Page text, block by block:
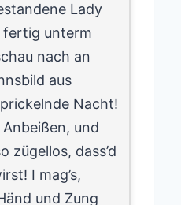
Lady
fertig unterm
nach an
aus
Nacht!
und
zügellos, dass’d
I mag’s,
und Zung